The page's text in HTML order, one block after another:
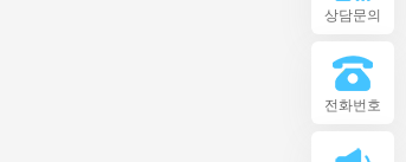
상담문의
전화번호